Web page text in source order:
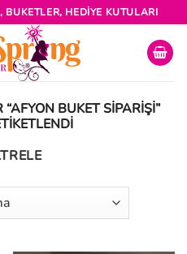
BUKETLER, HEDIYE KUTULARI
“AFYON BUKET SIPARIŞI”